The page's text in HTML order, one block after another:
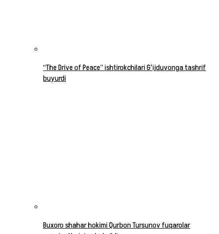
“The Drive of Peace” ishtirokchilari Gʻijduvonga tashrif
buyurdi
Buxoro shahar hokimi Qurbon Tursunov fuqarolar